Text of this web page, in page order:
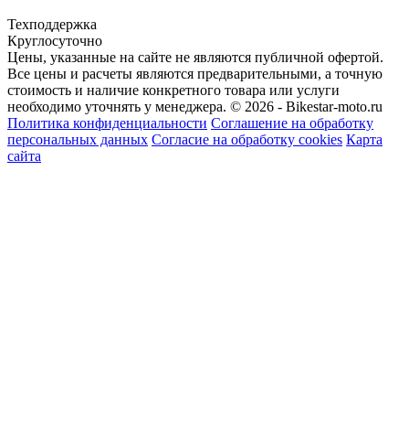
Техподдержка
Круглосуточно
Цены, указанные на сайте не являются публичной офертой.
Все цены и расчеты являются предварительными, а точную
стоимость и наличие конкретного товара или услуги
необходимо уточнять у менеджера. © 2026 - Bikestar-moto.ru
Политика конфиденциальности Соглашение на обработку
персональных данных Согласие на обработку cookies Карта
сайта